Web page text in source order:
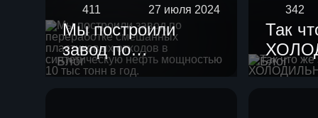
Блог
411 27 июля 2024
Мы построили
завод по
переработке
Блог
342
Так